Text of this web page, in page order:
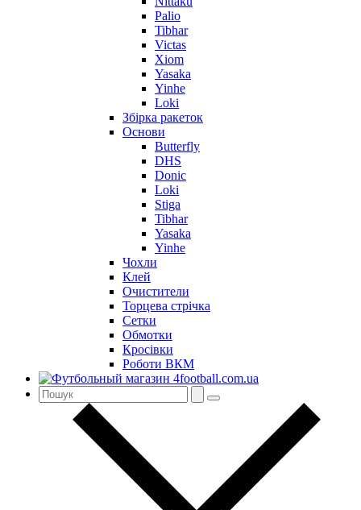
Palio
Tibhar
Victas
Xiom
Yasaka
Yinhe
Loki
Збірка ракеток
Основи
Butterfly
DHS
Donic
Loki
Stiga
Tibhar
Yasaka
Yinhe
Чохли
Клей
Очистители
Торцева стрічка
Сетки
Обмотки
Кросівки
Роботи ВКМ